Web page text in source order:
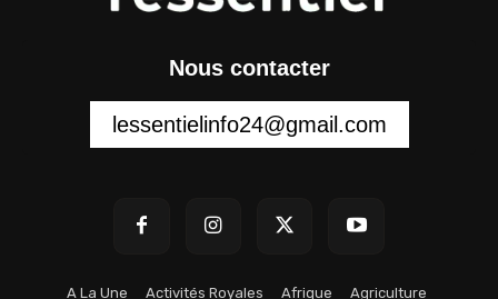
Nous contacter
lessentielinfo24@gmail.com
A La Une Activités Royales Afrique Agriculture